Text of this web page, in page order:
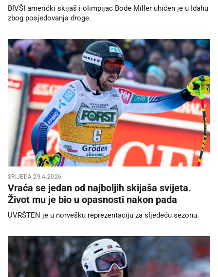
BIVŠI američki skijaš i olimpijac Bode Miller uhićen je u Idahu
zbog posjedovanja droge.
SRIJEDA 29.4.2026.
Vraća se jedan od najboljih skijaša svijeta.
Život mu je bio u opasnosti nakon pada
UVRŠTEN je u norvešku reprezentaciju za sljedeću sezonu.